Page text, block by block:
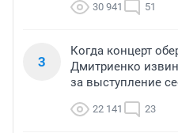
30 941 51
3
Когда концерт
Дмитриенко
за выступление
22 141 23